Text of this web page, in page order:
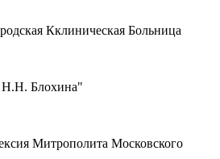
Кклиническая Больница
Блохина"
Митрополита Московского